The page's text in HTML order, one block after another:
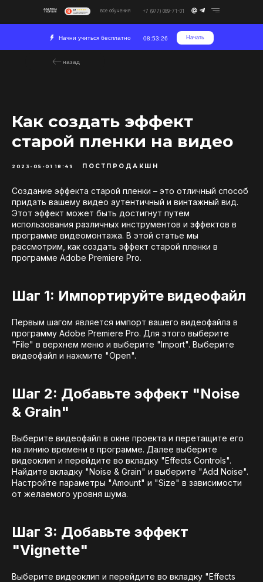
все обучения +7 (977) 089-71-01
08:53:25
Начни учиться бесплатно Начать
назад
Как создать эффект
старой пленки на видео
2023-05-01 18:49 ПОСТПРОДАКШН
Создание эффекта старой пленки – это отличный способ
придать вашему видео аутентичный и винтажный вид.
Этот эффект может быть достигнут путем
использования различных инструментов и эффектов в
программе видеомонтажа. В этой статье мы
рассмотрим, как создать эффект старой пленки в
программе Adobe Premiere Pro.
Шаг 1: Импортируйте видеофайл
Первым шагом является импорт вашего видеофайла в
программу Adobe Premiere Pro. Для этого выберите
"File" в верхнем меню и выберите "Import". Выберите
видеофайл и нажмите "Open".
Шаг 2: Добавьте эффект "Noise
& Grain"
Выберите видеофайл в окне проекта и перетащите его
на линию времени в программе. Далее выберите
видеоклип и перейдите во вкладку "Effects Controls".
Найдите вкладку "Noise & Grain" и выберите "Add Noise".
Настройте параметры "Amount" и "Size" в зависимости
от желаемого уровня шума.
Шаг 3: Добавьте эффект
"Vignette"
Выберите видеоклип и перейдите во вкладку "Effects